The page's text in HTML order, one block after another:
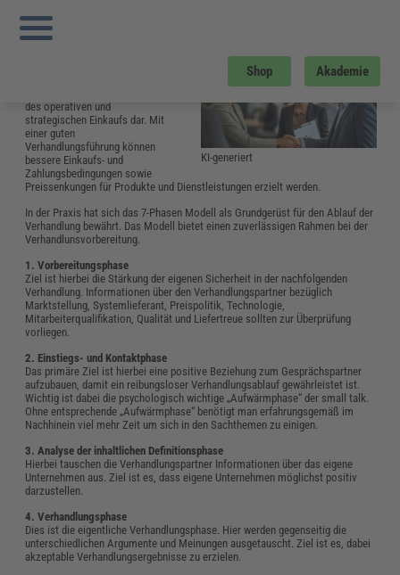
Shop Akademie
Sie sind hier:
Verhandlungsführung
KI-generiert
des operativen und
strategischen Einkaufs dar. Mit
einer guten
Verhandlungsführung können
bessere Einkaufs- und
Zahlungsbedingungen sowie
Preissenkungen für Produkte und Dienstleistungen erzielt werden.
In der Praxis hat sich das 7-Phasen Modell als Grundgerüst für den Ablauf der
Verhandlung bewährt. Das Modell bietet einen zuverlässigen Rahmen bei der
Verhandlunsvorbereitung.
1. Vorbereitungsphase
Ziel ist hierbei die Stärkung der eigenen Sicherheit in der nachfolgenden
Verhandlung. Informationen über den Verhandlungspartner bezüglich
Marktstellung, Systemlieferant, Preispolitik, Technologie,
Mitarbeiterqualifikation, Qualität und Liefertreue sollten zur Überprüfung
vorliegen.
2. Einstiegs- und Kontaktphase
Das primäre Ziel ist hierbei eine positive Beziehung zum Gesprächspartner
aufzubauen, damit ein reibungsloser Verhandlungsablauf gewährleistet ist.
Wichtig ist dabei die psychologisch wichtige „Aufwärmphase“ der small talk.
Ohne entsprechende „Aufwärmphase“ benötigt man erfahrungsgemäß im
Nachhinein viel mehr Zeit um sich in den Sachthemen zu einigen.
3. Analyse der inhaltlichen Definitionsphase
Hierbei tauschen die Verhandlungspartner Informationen über das eigene
Unternehmen aus. Ziel ist es, dass eigene Unternehmen möglichst positiv
darzustellen.
4. Verhandlungsphase
Dies ist die eigentliche Verhandlungsphase. Hier werden gegenseitig die
unterschiedlichen Argumente und Meinungen ausgetauscht. Ziel ist es, dabei
akzeptable Verhandlungsergebnisse zu erzielen.